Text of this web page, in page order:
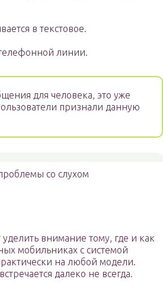
в текстовое.
линии.
для человека, это уже
признали данную
со слухом
внимание тому, где и как
мобильниках с системой
на любой модели.
далеко не всегда.